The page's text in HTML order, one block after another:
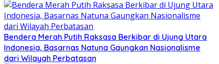
Bendera Merah Putih Raksasa Berkibar di Ujung Utara
Indonesia, Basarnas Natuna Gaungkan Nasionalisme
dari Wilayah Perbatasan